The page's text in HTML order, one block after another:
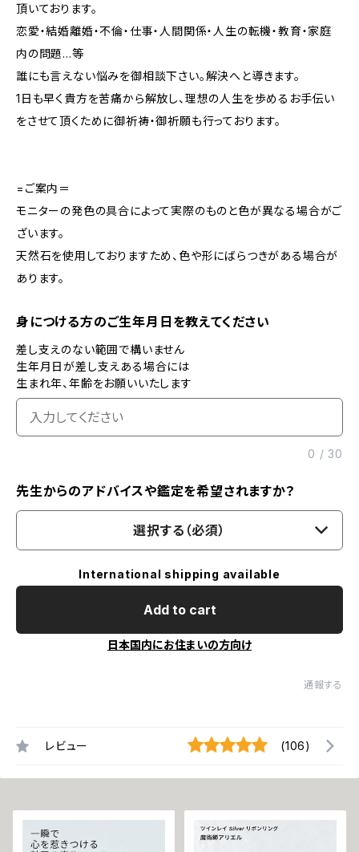
頂いております。
恋愛・結婚離婚・不倫・仕事・人間関係・人生の転機・教育・家庭
内の問題…等
誰にも言えない悩みを御相談下さい。解決へと導きます。
1日も早く貴方を苦痛から解放し、理想の人生を歩めるお手伝い
をさせて頂くために御祈祷・御祈願も行っております。
=ご案内＝
モニターの発色の具合によって実際のものと色が異なる場合がご
ざいます。
天然石を使用しておりますため、色や形にばらつきがある場合が
あります。
身につける方のご生年月日を教えてください
差し支えのない範囲で構いません
生年月日が差し支えある場合には
生まれ年、年齢をお願いいたします
0 /30
先生からのアドバイスや鑑定を希望されますか？
選択する（必須）
International shipping available
Add to cart
日本国内にお住まいの方向け
通報する
レビュー (106)